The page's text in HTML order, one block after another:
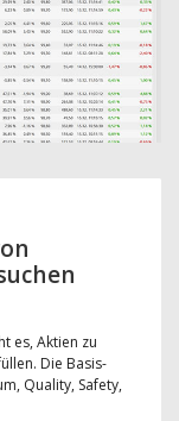
es, Aktien zu
Die Basis-
Quality, Safety,